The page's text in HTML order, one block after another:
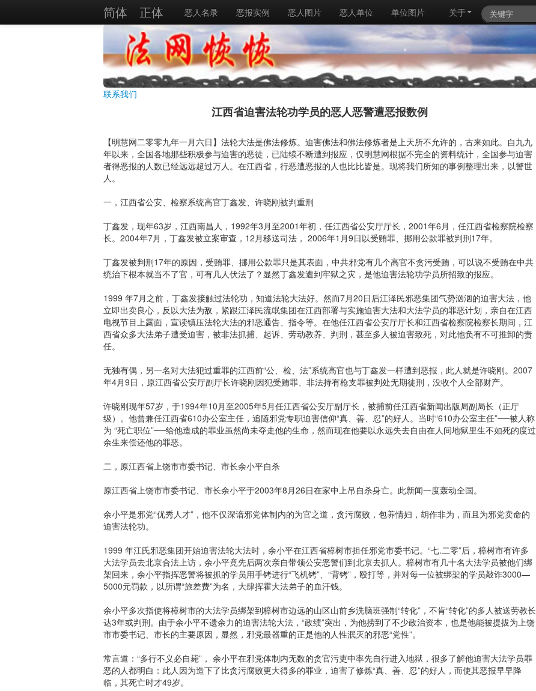
简体 正体 恶人名录 恶报实例 恶人图片 恶人单位 单位图片 关于
联系我们
江西省迫害法轮功学员的恶人恶警遭恶报数例
【明慧网二零零九年一月六日】法轮大法是佛法修炼。迫害佛法和佛法修炼者是上天所不允许的，古来如此。自九九
年以来，全国各地那些积极参与迫害的恶徒，已陆续不断遭到报应，仅明慧网根据不完全的资料统计，全国参与迫害
者得恶报的人数已经远远超过万人。在江西省，行恶遭恶报的人也比比皆是。现将我们所知的事例整理出来，以警世
人。
一，江西省公安、检察系统高官丁鑫发、许晓刚被判重刑
丁鑫发，现年63岁，江西南昌人，1992年3月至2001年初，任江西省公安厅厅长，2001年6月，任江西省检察院检察
长。2004年7月，丁鑫发被立案审查，12月移送司法， 2006年1月9日以受贿罪、挪用公款罪被判刑17年。
丁鑫发被判刑17年的原因，受贿罪、挪用公款罪只是其表面，中共邪党有几个高官不贪污受贿，可以说不受贿在中共
统治下根本就当不了官，可有几人伏法了？显然丁鑫发遭到牢狱之灾，是他迫害法轮功学员所招致的报应。
1999 年7月之前，丁鑫发接触过法轮功，知道法轮大法好。然而7月20日后江泽民邪恶集团气势汹汹的迫害大法，他
立即出卖良心，反以大法为敌，紧跟江泽民流氓集团在江西部署与实施迫害大法和大法学员的罪恶计划，亲自在江西
电视节目上露面，宣读镇压法轮大法的邪恶通告、指令等。在他任江西省公安厅厅长和江西省检察院检察长期间，江
西省众多大法弟子遭受迫害，被非法抓捕、起诉、劳动教养、判刑，甚至多人被迫害致死，对此他负有不可推卸的责
任。
无独有偶，另一名对大法犯过重罪的江西前“公、检、法”系统高官也与丁鑫发一样遭到恶报，此人就是许晓刚。2007
年4月9日，原江西省公安厅副厅长许晓刚因犯受贿罪、非法持有枪支罪被判处无期徒刑，没收个人全部财产。
许晓刚现年57岁，于1994年10月至2005年5月任江西省公安厅副厅长，被捕前任江西省新闻出版局副局长（正厅
级）。他曾兼任江西省610办公室主任，追随邪党专职迫害信仰“真、善、忍”的好人。当时“610办公室主任”──被人称
为 “死亡职位”──给他造成的罪业虽然尚未夺走他的生命，然而现在他要以永远失去自由在人间地狱里生不如死的度过
余生来偿还他的罪恶。
二，原江西省上饶市市委书记、市长余小平自杀
原江西省上饶市市委书记、市长余小平于2003年8月26日在家中上吊自杀身亡。此新闻一度轰动全国。
余小平是邪党“优秀人才”，他不仅深谙邪党体制内的为官之道，贪污腐败，包养情妇，胡作非为，而且为邪党卖命的
迫害法轮功。
1999 年江氏邪恶集团开始迫害法轮大法时，余小平在江西省樟树市担任邪党市委书记。“七.二零”后，樟树市有许多
大法学员去北京合法上访，余小平竟先后两次亲自带领公安恶警们到北京去抓人。樟树市有几十名大法学员被他们绑
架回来，余小平指挥恶警将被抓的学员用手铐进行“飞机铐”、“背铐”，殴打等，并对每一位被绑架的学员敲诈3000—
5000元罚款，以所谓“旅差费”为名，大肆挥霍大法弟子的血汗钱。
余小平多次指使将樟树市的大法学员绑架到樟树市边远的山区山前乡洗脑班强制“转化”，不肯“转化”的多人被送劳教长
达3年或判刑。由于余小平不遗余力的迫害法轮大法，“政绩”突出，为他捞到了不少政治资本，也是他能被提拔为上饶
市市委书记、市长的主要原因，显然，邪党最器重的正是他的人性泯灭的邪恶“党性”。
常言道：“多行不义必自毙”， 余小平在邪党体制内无数的贪官污吏中率先自行进入地狱，很多了解他迫害大法学员罪
恶的人都明白：此人因为造下了比贪污腐败更大得多的罪业，迫害了修炼“真、善、忍”的好人，而使其恶报早早降
临，其死亡时才49岁。